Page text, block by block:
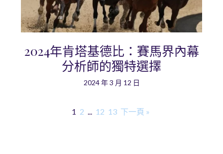
2024年肯塔基德比：賽馬界內幕
分析師的獨特選擇
2024 年 3 月 12 日
1 2 ... 12 13 下一頁 »